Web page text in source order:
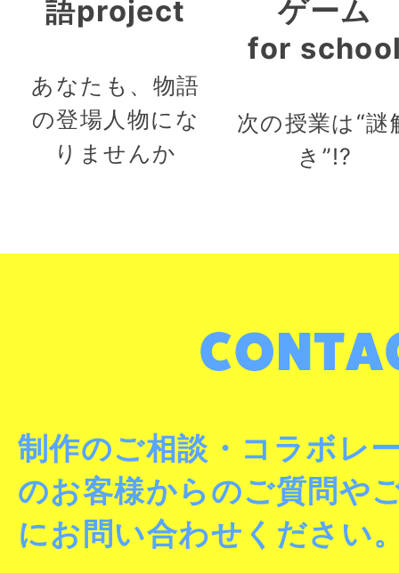
語project
あなたも、物語
の登場人物にな
りませんか
ゲーム
for
次の授業は“謎
き”!?
制作のご相談・コラボレ
のお客様からのご質問や
にお問い合わせください